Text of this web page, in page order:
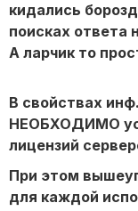
кидались
поисках ответа
А ларчик то
В свойствах
НЕОБХОДИМО
лицензий
При этом
для каждой